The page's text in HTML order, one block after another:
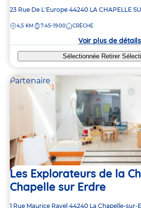
Adresse
la
23 Rue De L'Europe 44240 LA CHAPELLE
DISTANCE
4,5 KM 7:45-19:00 CRÈCHE
Voir plus de détails
Sélectionnée Retirer
Partenaire
Les Explorateurs de la
Chapelle sur Erdre
Adresse
1 Rue Maurice Ravel 44240 La Chapelle-sur-